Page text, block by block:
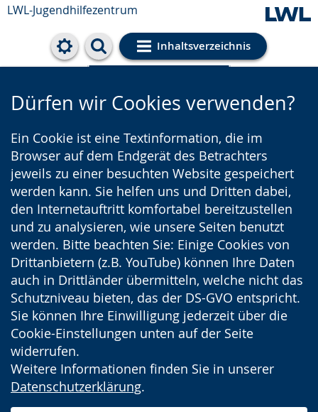
LWL-Jugendhilfezentrum
Inhaltsverzeichnis
Cookie-Einstellungen
Dürfen wir Cookies verwenden?
Ein Cookie ist eine Textinformation, die im
Browser auf dem Endgerät des Betrachters
jeweils zu einer besuchten Website gespeichert
werden kann. Sie helfen uns und Dritten dabei,
den Internetauftritt komfortabel bereitzustellen
und zu analysieren, wie unsere Seiten benutzt
werden. Bitte beachten Sie: Einige Cookies von
Drittanbietern (z.B. YouTube) können Ihre Daten
auch in Drittländer übermitteln, welche nicht das
Schutzniveau bieten, das der DS-GVO entspricht.
Sie können Ihre Einwilligung jederzeit über die
Cookie-Einstellungen unten auf der Seite
widerrufen.
Weitere Informationen finden Sie in unserer
Datenschutzerklärung.